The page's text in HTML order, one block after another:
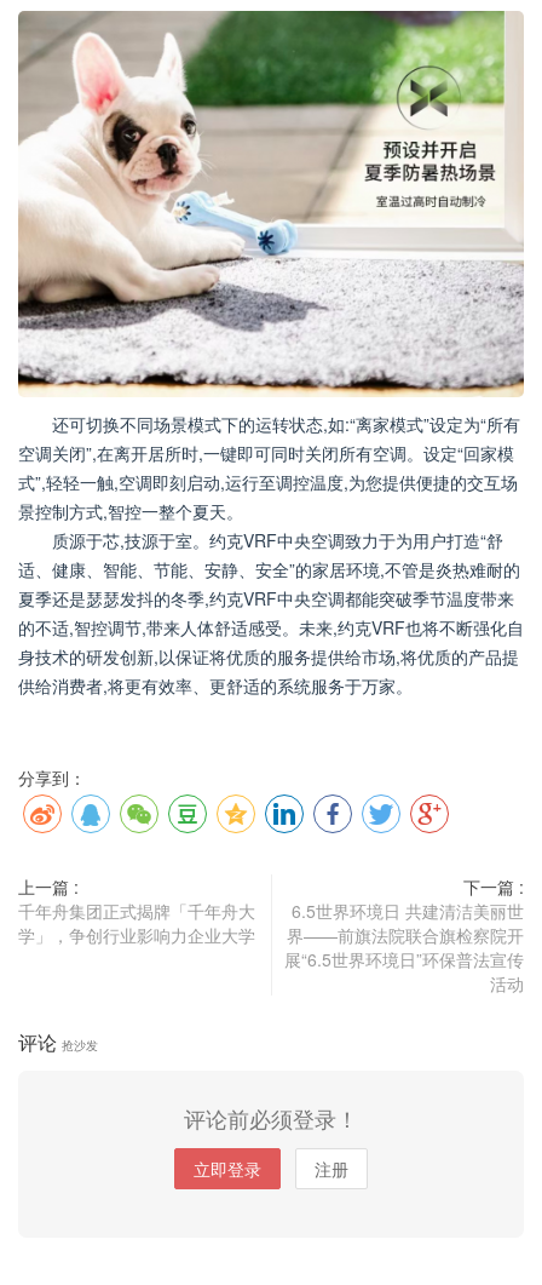
还可切换不同场景模式下的运转状态,如:“离家模式”设定为“所有
空调关闭”,在离开居所时,一键即可同时关闭所有空调。设定“回家模
式”,轻轻一触,空调即刻启动,运行至调控温度,为您提供便捷的交互场
景控制方式,智控一整个夏天。
质源于芯,技源于室。约克VRF中央空调致力于为用户打造“舒
适、健康、智能、节能、安静、安全”的家居环境,不管是炎热难耐的
夏季还是瑟瑟发抖的冬季,约克VRF中央空调都能突破季节温度带来
的不适,智控调节,带来人体舒适感受。未来,约克VRF也将不断强化自
身技术的研发创新,以保证将优质的服务提供给市场,将优质的产品提
供给消费者,将更有效率、更舒适的系统服务于万家。
分享到：
上一篇 :
千年舟集团正式揭牌「千年舟大
学」，争创行业影响力企业大学
下一篇 :
6.5世界环境日 共建清洁美丽世
界——前旗法院联合旗检察院开
展“6.5世界环境日”环保普法宣传
活动
评论 抢沙发
评论前必须登录！
立即登录 注册